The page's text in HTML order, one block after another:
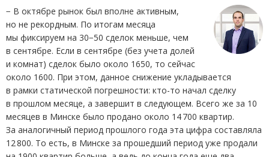
− В октябре рынок был вполне активным,
но не рекордным. По итогам месяца
мы фиксируем на 30−50 сделок меньше, чем
в сентябре. Если в сентябре (без учета долей
и комнат) сделок было около 1650, то сейчас
около 1600. При этом, данное снижение укладывается
в рамки статической погрешности: кто-то начал сделку
в прошлом месяце, а завершит в следующем. Всего же за 10
месяцев в Минске было продано около 14 700 квартир.
За аналогичный период прошлого года эта цифра составляла
12 800. То есть, в Минске за прошедший период уже продали